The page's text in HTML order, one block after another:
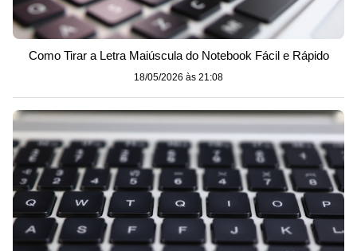
Como Tirar a Letra Maiúscula do Notebook Fácil e Rápido
18/05/2026 às 21:08